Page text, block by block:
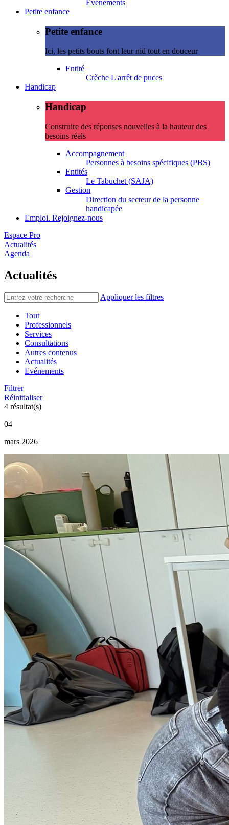
Evénements
Petite enfance
Petite enfance
Ici, les petits bouts font leur nid tout en douceur
Entité
Crèche L'arrêt de puces
Handicap
Handicap
Construire des réponses nouvelles à la hauteur des
besoins réels
Accompagnement
Personnes à besoins spécifiques (PBS)
Entités
Le Tabuchet (SAJA)
Gestion
Direction du secteur de la personne
handicapée
Emploi. Rejoignez-nous
Espace Pro
Actualités
Agenda
Actualités
Appliquer les filtres
Tout
Professionnels
Services
Consultations
Autres contenus
Actualités
Evénements
Filtrer
Réinitialiser
4 résultat(s)
04
mars 2026